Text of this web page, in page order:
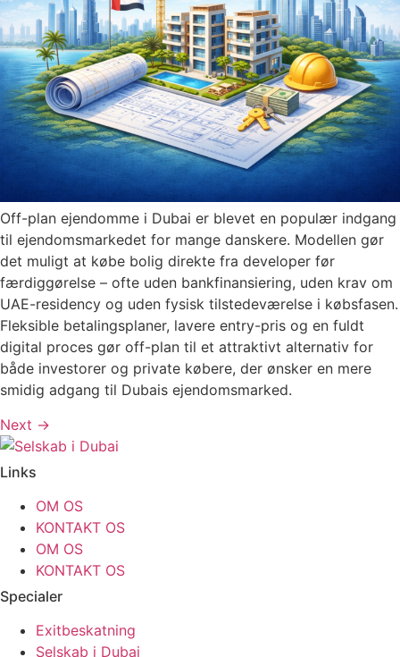
Off-plan ejendomme i Dubai er blevet en populær indgang
til ejendomsmarkedet for mange danskere. Modellen gør
det muligt at købe bolig direkte fra developer før
færdiggørelse – ofte uden bankfinansiering, uden krav om
UAE-residency og uden fysisk tilstedeværelse i købsfasen.
Fleksible betalingsplaner, lavere entry-pris og en fuldt
digital proces gør off-plan til et attraktivt alternativ for
både investorer og private købere, der ønsker en mere
smidig adgang til Dubais ejendomsmarked.
Next →
Links
OM OS
KONTAKT OS
OM OS
KONTAKT OS
Specialer
Exitbeskatning
Selskab i Dubai